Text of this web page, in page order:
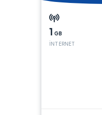
1 GB
İNTERNET